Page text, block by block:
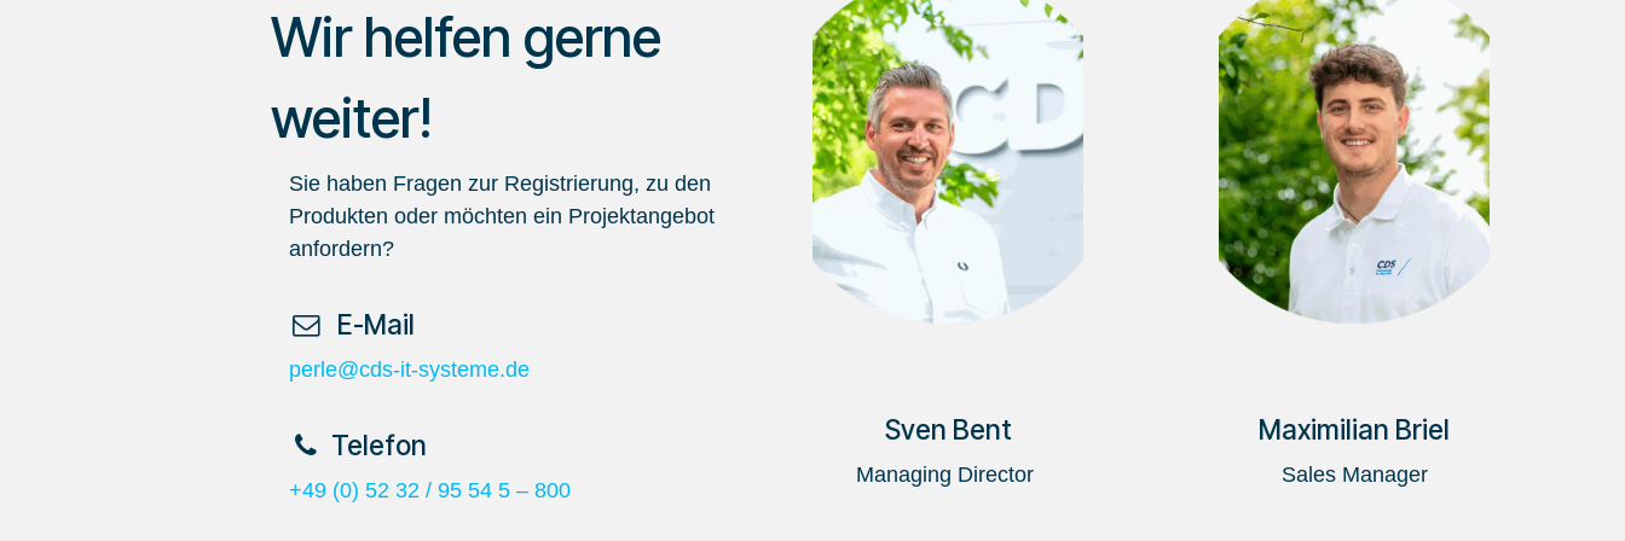
Wir helfen gerne
weiter!
Sie haben Fragen zur Registrierung, zu den
Produkten oder möchten ein Projektangebot
anfordern?
​ E-Mail
perle@cds-it-systeme.de
​Telefon
+49 (0) 52 32 / 95 54 5 – 800
Sven Bent
Managing Director
Maximilian Briel
Sales Manager